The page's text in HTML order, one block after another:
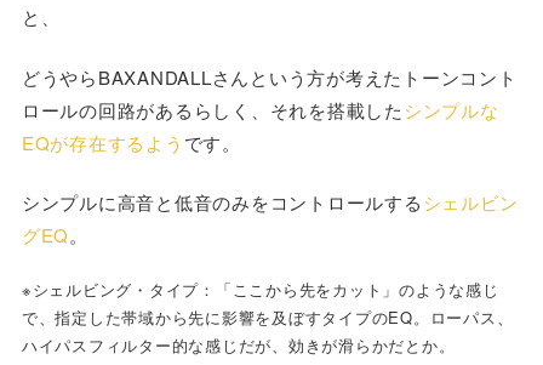
と、
どうやらBAXANDALLさんという方が考えたトーンコント
ロールの回路があるらしく、それを搭載したシンプルな
EQが存在するよう です。
シンプルに高音と低音のみをコントロールするシェルビン
グEQ。
※シェルビング・タイプ：「ここから先をカット」のような感じ
で、指定した帯域から先に影響を及ぼすタイプのEQ。ローパス、
ハイパスフィルター的な感じだが、効きが滑らかだとか。